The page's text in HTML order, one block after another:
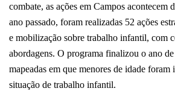
combate, as ações em Campos acontecem
ano passado, foram realizadas 52 ações
e mobilização sobre trabalho infantil, com
abordagens. O programa finalizou o ano
mapeadas em que menores de idade foram
situação de trabalho infantil.